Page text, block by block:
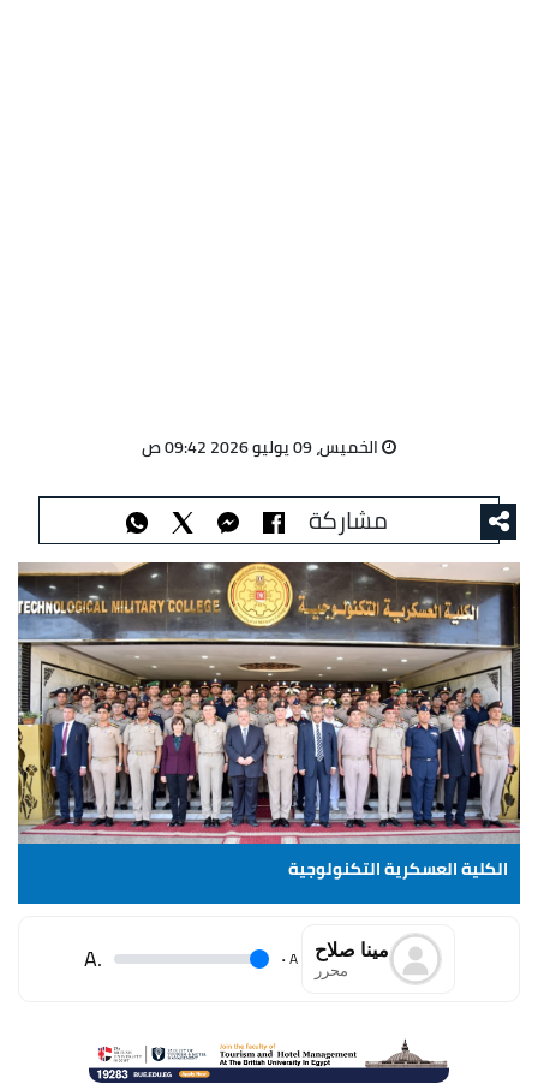
الخميس، 09 يوليو 2026 09:42 ص
مشاركة
الكلية العسكرية التكنولوجية
مينا صلاح
محرر A
.
.A